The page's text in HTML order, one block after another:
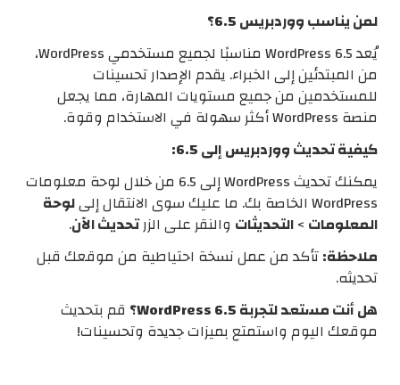
لمن يناسب ووردبريس 6.5؟
يُعد WordPress 6.5 مناسبًا لجميع مستخدمي WordPress،
من المبتدئين إلى الخبراء. يقدم الإصدار تحسينات
للمستخدمين من جميع مستويات المهارة، مما يجعل
منصة WordPress أكثر سهولة في الاستخدام وقوة.
كيفية تحديث ووردبريس إلى 6.5:
يمكنك تحديث WordPress إلى 6.5 من خلال لوحة معلومات
WordPress الخاصة بك. ما عليك سوى الانتقال إلى
لوحة
المعلومات >التحديثات والنقر على الزرتحديث الآن.
ملاحظة:تأكد من عمل نسخة احتياطية من موقعك قبل
تحديثه.
هل أنت مستعد لتجربة WordPress 6.5؟
قم بتحديث
موقعك اليوم واستمتع بميزات جديدة وتحسينات!